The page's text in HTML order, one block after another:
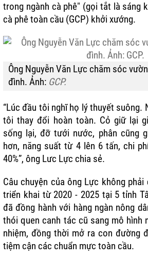
trong ngành cà phê" (gọi tắt là sáng
cà phê toàn cầu (GCP) khởi xướng.
Ông Nguyễn Văn Lực chăm sóc
đình. Ảnh: GCP.
“Lúc đầu tôi nghĩ họ lý thuyết suông.
tôi thay đổi hoàn toàn. Cỏ giữ lại
sống lại, đỡ tưới nước, phân cũng
hơn, năng suất từ 4 lên 6 tấn, chi
40%”, ông Lưc Lực chia sẻ.
Câu chuyện của ông Lực không
triển khai từ 2020 - 2025 tại 5 tỉnh
đã đồng hành với hàng ngàn nông
thói quen canh tác cũ sang mô hình
nhiệm, đồng thời mở ra con đường
tiệm cận các chuẩn mực toàn cầu.